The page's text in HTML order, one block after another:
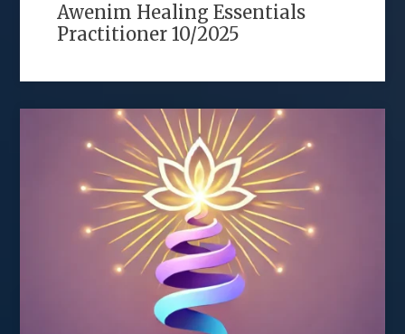
Awenim Healing Essentials
Practitioner 10/2025